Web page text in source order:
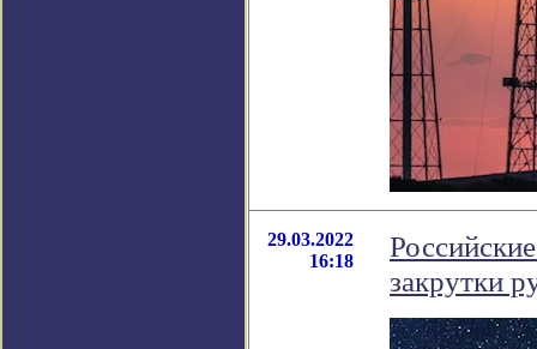
29.03.2022
16:18
закрутки